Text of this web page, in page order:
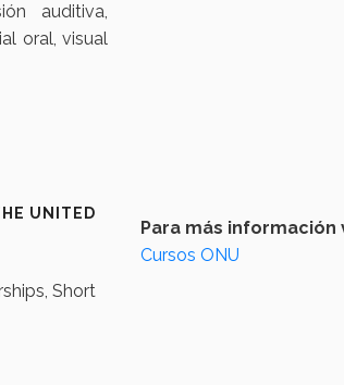
auditiva,
oral, visual
UNITED
Short
Para más
Cursos ONU